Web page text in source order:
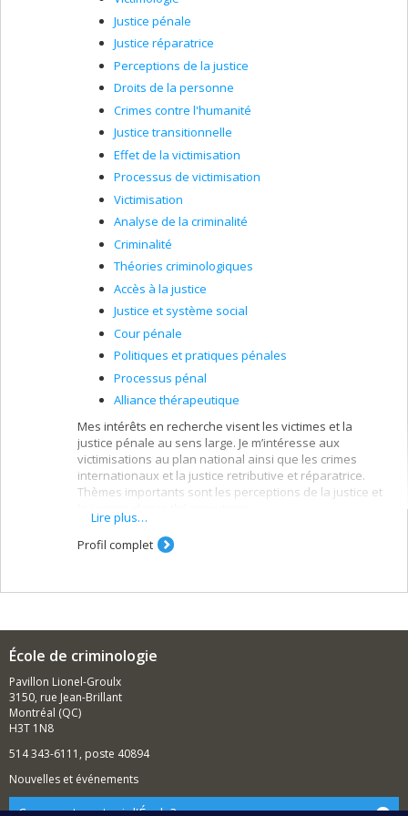
Justice pénale
Justice réparatrice
Perceptions de la justice
Droits de la personne
Crimes contre l'humanité
Justice transitionnelle
Effet de la victimisation
Processus de victimisation
Victimisation
Analyse de la criminalité
Criminalité
Théories criminologiques
Accès à la justice
Justice et système social
Cour pénale
Politiques et pratiques pénales
Processus pénal
Alliance thérapeutique
Mes intérêts en recherche visent les victimes et la
justice pénale au sens large. Je m’intéresse aux
victimisations au plan national ainsi que les crimes
internationaux et la justice retributive et réparatrice.
Thèmes importants sont les perceptions de la justice et
Lire plus…
Profil complet
École de criminologie
Pavillon Lionel-Groulx
3150, rue Jean-Brillant
Montréal (QC)
H3T 1N8
514 343-6111, poste 40894
Nouvelles et événements